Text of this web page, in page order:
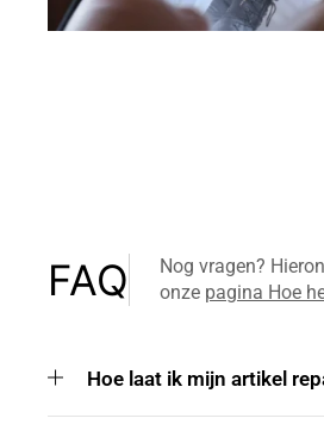
FAQ
Nog vragen?
onze pagina Hoe
Hoe laat ik mijn artikel